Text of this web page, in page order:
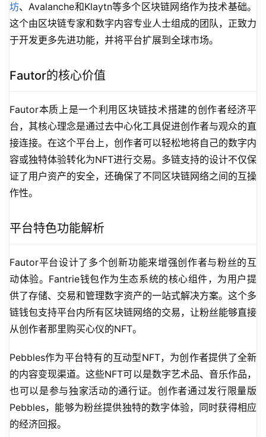
坊、Avalanche和Klaytn等多个区块链网络作为技术基础。
这个由区块链专家和数字内容专业人士组成的团队，正致力
于开发更多先进功能，并将平台扩展到全球市场。
Fautor的核心价值
Fautor本质上是一个利用区块链技术搭建的创作者经济平
台，其核心理念是通过去中心化工具促进创作者与观众的直
接连接。在这个平台上，创作者可以轻松地将自己的数字内
容或独特体验转化为NFT进行交易。多链支持的设计不仅保
证了用户资产的安全，还确保了不同区块链网络之间的互操
作性。
平台特色功能解析
Fautor平台设计了多个创新功能来增强创作者与粉丝的互
动体验。Fantrie钱包作为生态系统的核心组件，为用户提
供了存储、交易和管理数字资产的一站式解决方案。这个多
链钱包支持平台内所有区块链网络的交易，让粉丝能够直接
从创作者那里购买心仪的NFT。
Pebbles作为平台特有的互动型NFT，为创作者提供了全新
的内容变现渠道。这些NFT可以是数字艺术品、音乐作品，
也可以是参与独家活动的通行证。创作者通过发行限量版
Pebbles，能够为粉丝提供独特的数字体验，同时获得相应
的经济回报。